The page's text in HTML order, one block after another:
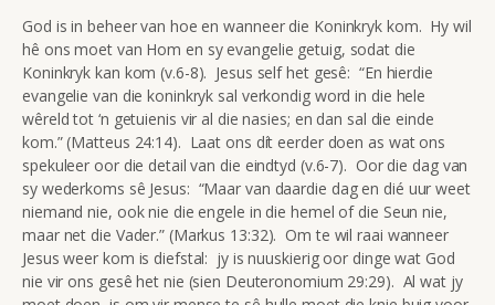
God is in beheer van hoe en wanneer die Koninkryk kom. Hy wil
hê ons moet van Hom en sy evangelie getuig, sodat die
Koninkryk kan kom (v.6-8). Jesus self het gesê: “En hierdie
evangelie van die koninkryk sal verkondig word in die hele
wêreld tot ‘n getuienis vir al die nasies; en dan sal die einde
kom.” (Matteus 24:14). Laat ons dít eerder doen as wat ons
spekuleer oor die detail van die eindtyd (v.6-7). Oor die dag van
sy wederkoms sê Jesus: “Maar van daardie dag en dié uur weet
niemand nie, ook nie die engele in die hemel of die Seun nie,
maar net die Vader.” (Markus 13:32). Om te wil raai wanneer
Jesus weer kom is diefstal: jy is nuuskierig oor dinge wat God
nie vir ons gesê het nie (sien Deuteronomium 29:29). Al wat jy